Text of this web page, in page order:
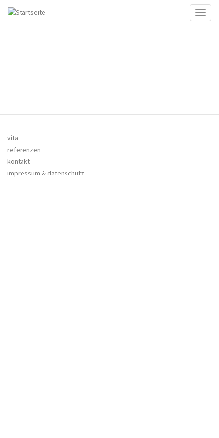
zum
Inhalt
vita
referenzen
kontakt
impressum & datenschutz